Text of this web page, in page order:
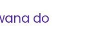
do